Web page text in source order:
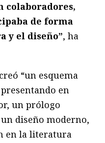
colaboradores,
de forma
y el diseño”, ha
“un esquema
en
un prólogo
diseño moderno,
en la literatura